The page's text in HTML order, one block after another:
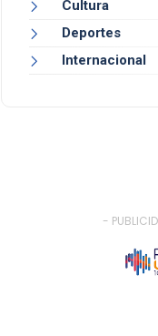
Cultura
Deportes
Internacional
-